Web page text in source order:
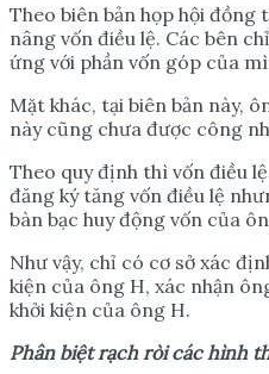
Theo biên bản họp hội đồng
nâng vốn điều lệ. Các bên
ứng với phần vốn góp của
Mặt khác, tại biên bản này,
này cũng chưa được công
Theo quy định thì vốn điều
đăng ký tăng vốn điều lệ
bàn bạc huy động vốn của
Như vậy, chỉ có cơ sở xác
kiện của ông H, xác nhận
khởi kiện của ông H.
Phân biệt rạch ròi các hình